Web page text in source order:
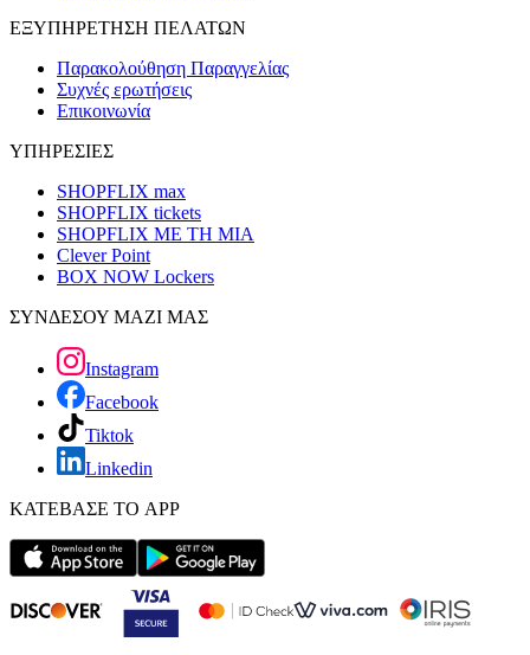
ΕΞΥΠΗΡΕΤΗΣΗ ΠΕΛΑΤΩΝ
Παρακολούθηση Παραγγελίας
Συχνές ερωτήσεις
Επικοινωνία
ΥΠΗΡΕΣΙΕΣ
SHOPFLIX max
SHOPFLIX tickets
SHOPFLIX ΜΕ ΤΗ ΜΙΑ
Clever Point
BOX NOW Lockers
ΣΥΝΔΕΣΟΥ ΜΑΖΙ ΜΑΣ
Instagram
Facebook
Tiktok
Linkedin
ΚΑΤΕΒΑΣΕ ΤΟ APP